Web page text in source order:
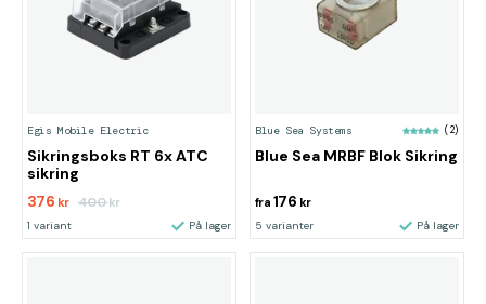
Egis Mobile Electric
Sikringsboks RT 6x ATC
sikring
376 kr 400kr
1 variant På lager
Blue Sea Systems (2)
Blue Sea MRBF Blok Sikring
fra 176 kr
5 varianter På lager